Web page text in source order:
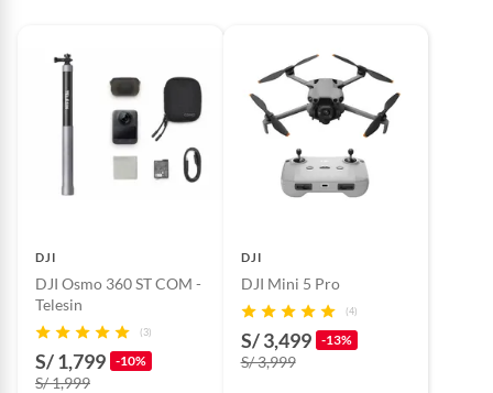
DJI
DJI Osmo 360 ST COM -
Telesin
(3)
S/ 1,799 -10%
S/ 1,999
DJI
DJI Mini 5 Pro
(4)
S/ 3,499 -13%
S/ 3,999